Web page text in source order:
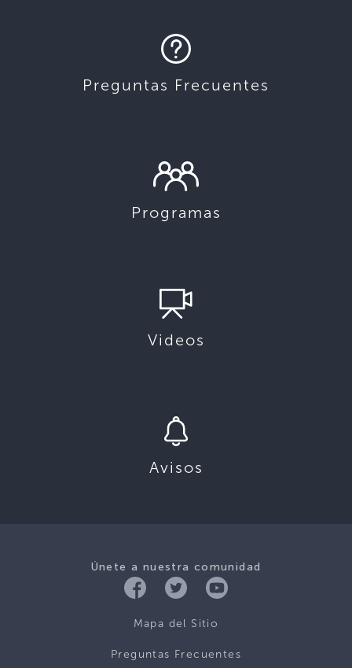
Preguntas Frecuentes
Programas
Videos
Avisos
Únete a nuestra comunidad
Mapa del Sitio
Preguntas Frecuentes